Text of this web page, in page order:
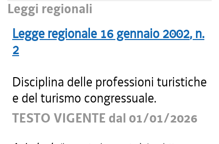
Leggi regionali
Legge regionale 16 gennaio 2002, n.
2
Disciplina delle professioni turistiche
e del turismo congressuale.
TESTO VIGENTE dal 01/01/2026